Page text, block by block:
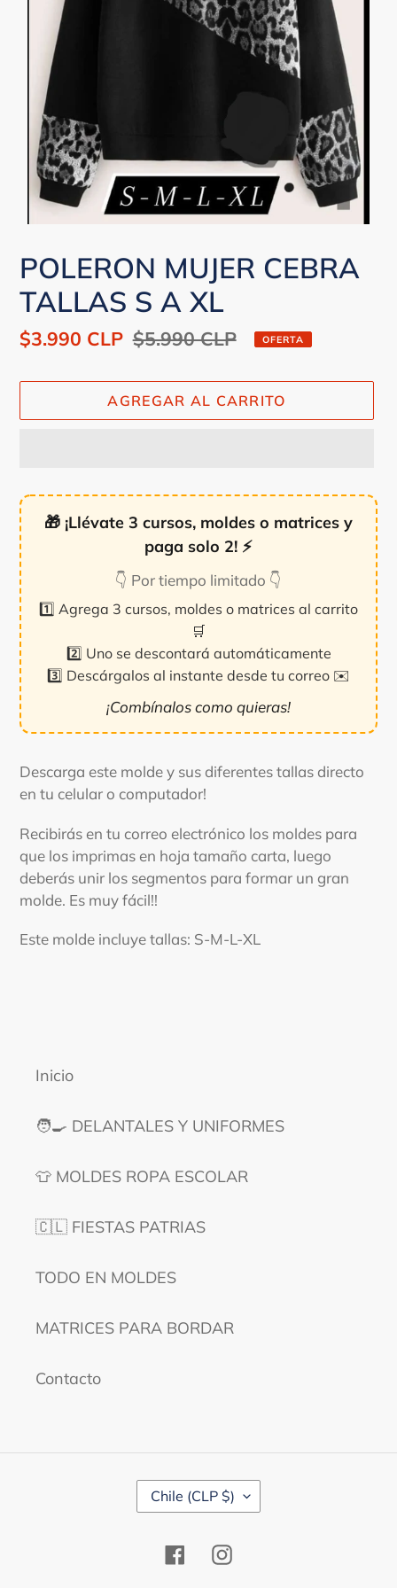
POLERON MUJER CEBRA
TALLAS S A XL
Precio
$3.990 CLP Precio
$5.990 CLP OFERTA
AGREGAR AL CARRITO
🎁 ¡Llévate 3 cursos, moldes o matrices y
paga solo 2! ⚡
👇 Por tiempo limitado 👇
1️⃣ Agrega 3 cursos, moldes o matrices al carrito
🛒
2️⃣ Uno se descontará automáticamente
3️⃣ Descárgalos al instante desde tu correo ✉️
¡Combínalos como quieras!
el
producto
tu
carrito
Descarga este molde y sus diferentes tallas directo
en tu celular o computador!
Recibirás en tu correo electrónico los moldes para
que los imprimas en hoja tamaño carta, luego
deberás unir los segmentos para formar un gran
molde. Es muy fácil!!
Este molde incluye tallas: S-M-L-XL
Inicio
🧑‍🍳 DELANTALES Y UNIFORMES
👕 MOLDES ROPA ESCOLAR
🇨🇱 FIESTAS PATRIAS
TODO EN MOLDES
MATRICES PARA BORDAR
Contacto
P
A
Chile (CLP $)
FacebookInstagram